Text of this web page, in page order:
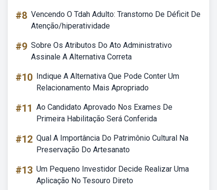
#8 Vencendo O Tdah Adulto: Transtorno De Déficit De
Atenção/hiperatividade
#9 Sobre Os Atributos Do Ato Administrativo
Assinale A Alternativa Correta
#10 Indique A Alternativa Que Pode Conter Um
Relacionamento Mais Apropriado
#11 Ao Candidato Aprovado Nos Exames De
Primeira Habilitação Será Conferida
#12 Qual A Importância Do Patrimônio Cultural Na
Preservação Do Artesanato
#13 Um Pequeno Investidor Decide Realizar Uma
Aplicação No Tesouro Direto